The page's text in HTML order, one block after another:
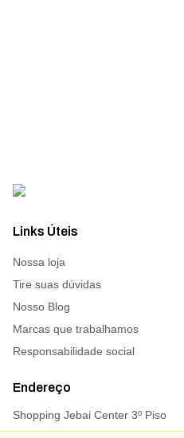
Links Úteis
Nossa loja
Tire suas dúvidas
Nosso Blog
Marcas que trabalhamos
Responsabilidade social
Endereço
Shopping Jebai Center 3º Piso